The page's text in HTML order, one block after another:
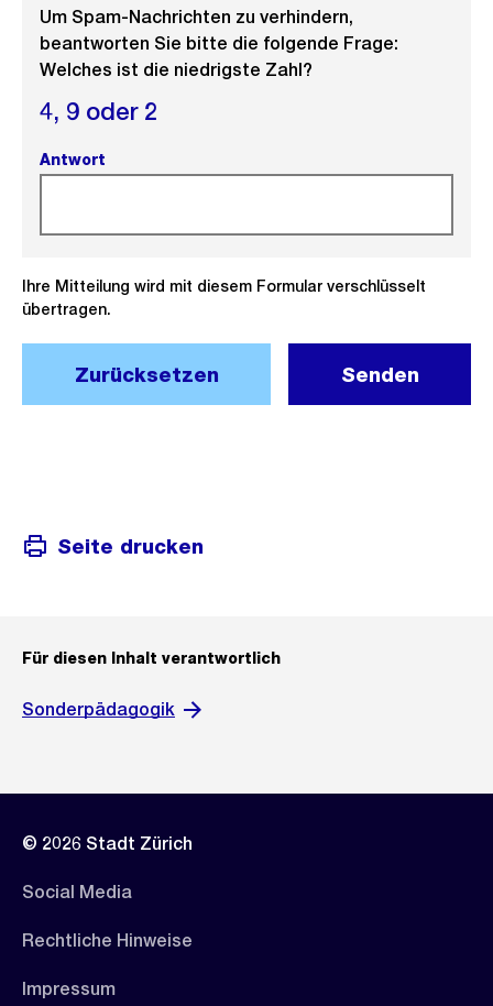
Um Spam-Nachrichten zu verhindern,
beantworten Sie bitte die folgende Frage:
Welches ist die niedrigste Zahl?
4, 9 oder 2
Antwort
Ihre Mitteilung wird mit diesem Formular verschlüsselt
übertragen.
Zurücksetzen Senden
Seite drucken
Für diesen Inhalt verantwortlich
Sonderpädagogik
© 2026 Stadt Zürich
Social Media
Rechtliche Hinweise
Impressum